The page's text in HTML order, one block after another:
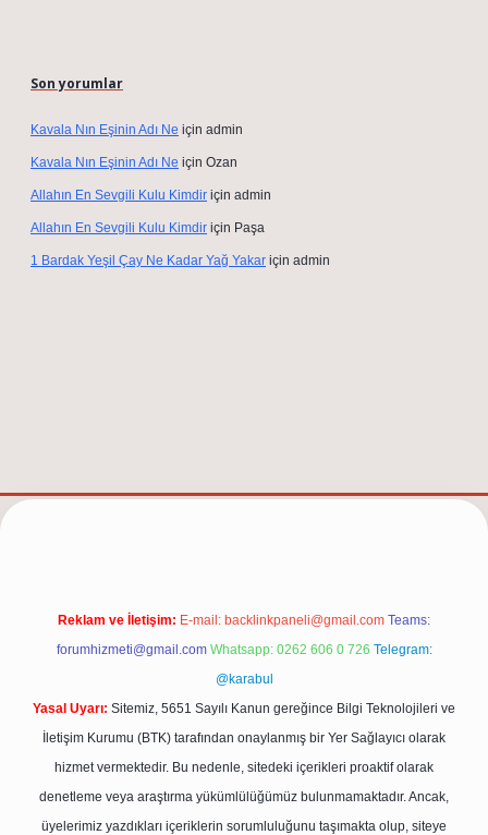
Son yorumlar
Kavala Nın Eşinin Adı Ne için admin
Kavala Nın Eşinin Adı Ne için Ozan
Allahın En Sevgili Kulu Kimdir için admin
Allahın En Sevgili Kulu Kimdir için Paşa
1 Bardak Yeşil Çay Ne Kadar Yağ Yakar için admin
Reklam ve İletişim: E-mail: backlinkpaneli@gmail.com Teams:
forumhizmeti@gmail.com Whatsapp: 0262 606 0 726 Telegram:
@karabul
Yasal Uyarı: Sitemiz, 5651 Sayılı Kanun gereğince Bilgi Teknolojileri ve
İletişim Kurumu (BTK) tarafından onaylanmış bir Yer Sağlayıcı olarak
hizmet vermektedir. Bu nedenle, sitedeki içerikleri proaktif olarak
denetleme veya araştırma yükümlülüğümüz bulunmamaktadır. Ancak,
üyelerimiz yazdıkları içeriklerin sorumluluğunu taşımakta olup, siteye